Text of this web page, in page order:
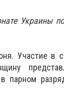
Украины
Участие в
парном